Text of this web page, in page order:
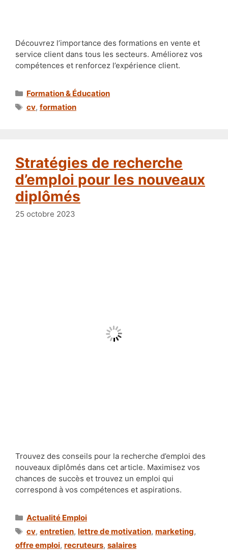
Découvrez l’importance des formations en vente et
service client dans tous les secteurs. Améliorez vos
compétences et renforcez l’expérience client.
Catégories
Formation & Éducation
Étiquettes
cv, formation
Stratégies de recherche
d’emploi pour les nouveaux
diplômés
25 octobre 2023
Trouvez des conseils pour la recherche d’emploi des
nouveaux diplômés dans cet article. Maximisez vos
chances de succès et trouvez un emploi qui
correspond à vos compétences et aspirations.
Catégories
Actualité Emploi
Étiquettes
cv, entretien, lettre de motivation, marketing,
offre emploi, recruteurs, salaires